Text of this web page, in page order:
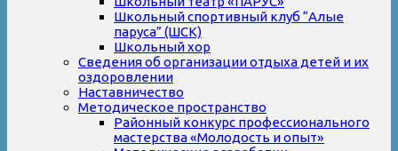
Школьный спортивный клуб “Алые
паруса” (ШСК)
Школьный хор
Сведения об организации отдыха детей и их
оздоровлении
Наставничество
Методическое пространство
Районный конкурс профессионального
мастерства «Молодость и опыт»